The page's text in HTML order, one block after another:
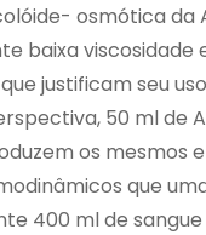
osmótica da
baixa viscosidade
justificam seu
50 ml de
os mesmos
que
400 ml de